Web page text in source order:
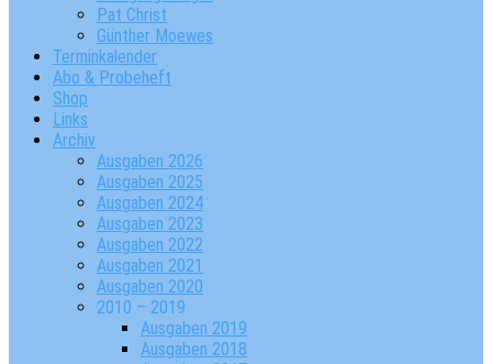
Pat Christ
Günther Moewes
Terminkalender
Abo & Probeheft
Shop
Links
Archiv
Ausgaben 2026
Ausgaben 2025
Ausgaben 2024
Ausgaben 2023
Ausgaben 2022
Ausgaben 2021
Ausgaben 2020
2010 – 2019
Ausgaben 2019
Ausgaben 2018